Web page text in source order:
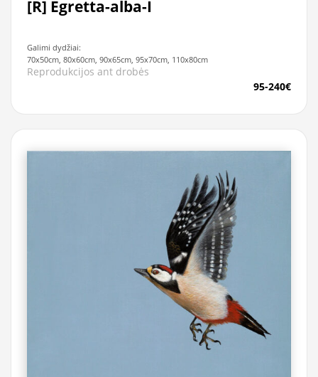
[R] Egretta-alba-I
Galimi dydžiai:
70x50cm, 80x60cm, 90x65cm, 95x70cm, 110x80cm
Reprodukcijos ant drobės
95-240€